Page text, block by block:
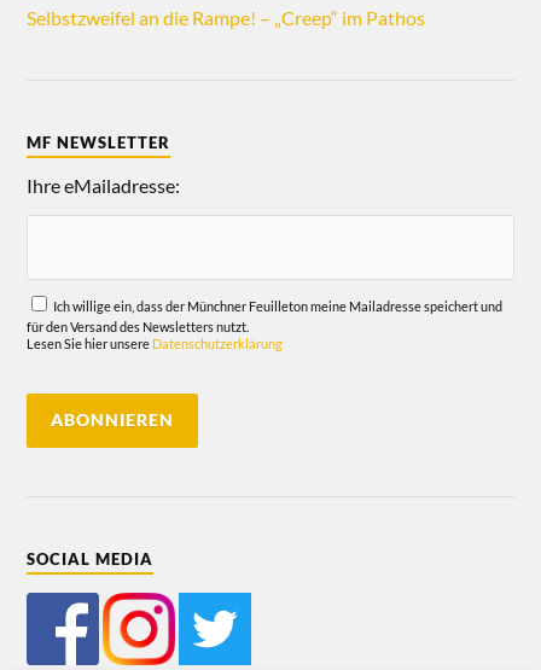
Selbstzweifel an die Rampe! – „Creep“ im Pathos
MF NEWSLETTER
Ihre eMailadresse:
Ich willige ein, dass der Münchner Feuilleton meine Mailadresse speichert und
für den Versand des Newsletters nutzt.
Lesen Sie hier unsere Datenschutzerklärung
SOCIAL MEDIA